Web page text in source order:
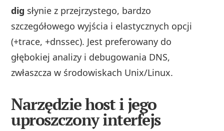
dig słynie z przejrzystego, bardzo
szczegółowego wyjścia i elastycznych opcji
(+trace, +dnssec). Jest preferowany do
głębokiej analizy i debugowania DNS,
zwłaszcza w środowiskach Unix/Linux.
Narzędzie host i jego
uproszczony interfejs